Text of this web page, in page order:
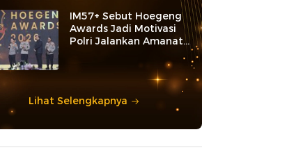
IM57+ Sebut Hoegeng
Awards Jadi Motivasi
Polri Jalankan Amanat
Lihat Selengkapnya